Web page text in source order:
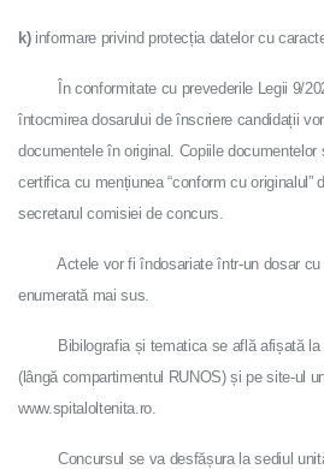
k)informare privind protecția datelor cu
În conformitate cu prevederile Legii 9/
întocmirea dosarului de înscriere candidații
documentele în original. Copiile documentelor
certifica cu mențiunea “conform cu originalul”
secretarul comisiei de concurs.
Actele vor fi îndosariate într-un dosar cu
enumerată mai sus.
Bibilografia și tematica se află afișată la
(lângă compartimentul RUNOS) și pe site-ul
www.spitaloltenita.ro.
Concursul se va desfășura la sediul